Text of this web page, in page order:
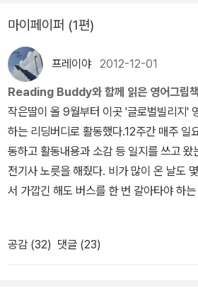
마이페이퍼 (1편)
프레이야2012-12-01
Reading Buddy와 함께 읽은 영어그림책
작은딸이 올 9월부터 이곳 '글로벌빌리지'
하는 리딩버디로 활동했다.12주간 매주 일
동하고 활동내용과 소감 등 일지를 쓰고
전기사 노릇을 해줬다. 비가 많이 온 날도
서 가깝긴 해도 버스를 한 번 갈아타야 하
고 돌아올 때는 혼자 오게 하기도 했다. 아
만하고 까불거려서^^) 다소 힘들어하면서
마음이 참 좋았다. 한 주에 두 권씩(모두
공감 (32) 댓글 (23)